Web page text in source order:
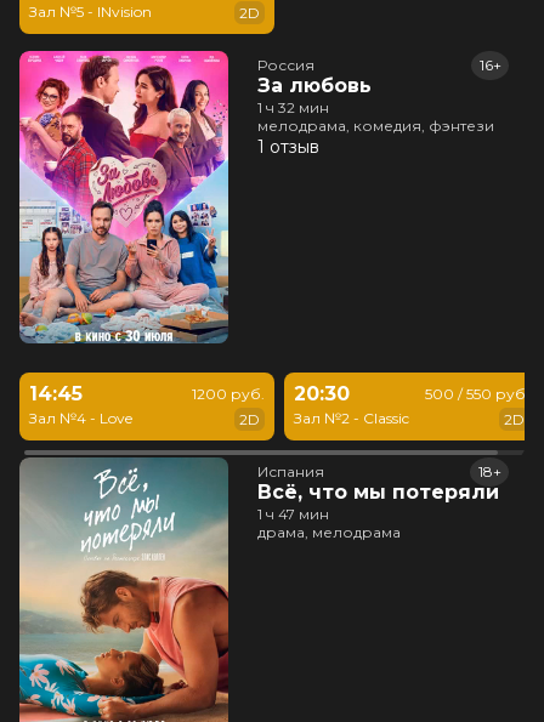
Зал №5 - INvision
2D
Россия
За любовь
16+
1 ч 32 мин
мелодрама, комедия, фэнтези
1 отзыв
14:45
Зал №4 - Love
1200 руб.
2D
20:30
Зал №2 - Classic
500 / 550 руб.
2D
Испания
Всё, что мы потеряли
18+
1 ч 47 мин
драма, мелодрама